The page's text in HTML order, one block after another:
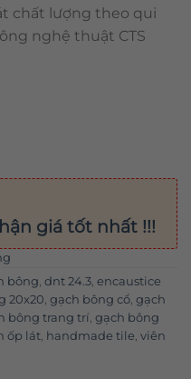
chất lượng theo qui
nghệ thuật CTS
giá tốt nhất !!!
bông dnt 24.3 encaustice
20x20 gạch bông cổ gạch
bông trang trí gạch bông
ốp lát handmade tile viên